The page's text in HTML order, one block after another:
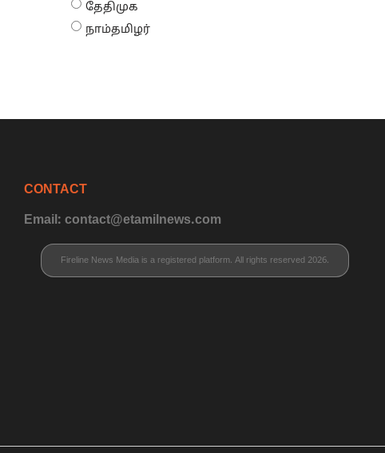
தேதிமுக
நாம்தமிழர்
CONTACT
Email: contact@etamilnews.com
Fireline News Media is a registered platform. All rights reserved 2026.